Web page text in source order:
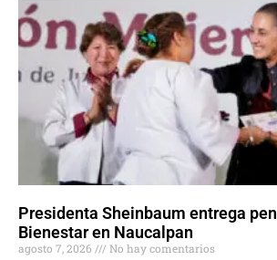
Presidenta Sheinbaum entrega
Bienestar en Naucalpan
agosto 7, 2026
No hay comentarios